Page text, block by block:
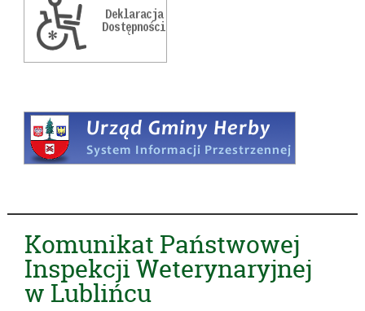
Komunikat Państwowej
Inspekcji Weterynaryjnej
w Lublińcu